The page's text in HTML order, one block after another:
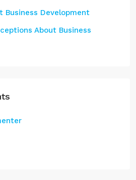
Business Development
About Business